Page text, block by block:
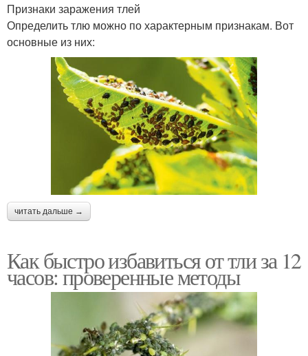
Признаки заражения тлей
Определить тлю можно по характерным признакам. Вот
основные из них:
читать дальше →
Как быстро избавиться от тли за 12
часов: проверенные методы